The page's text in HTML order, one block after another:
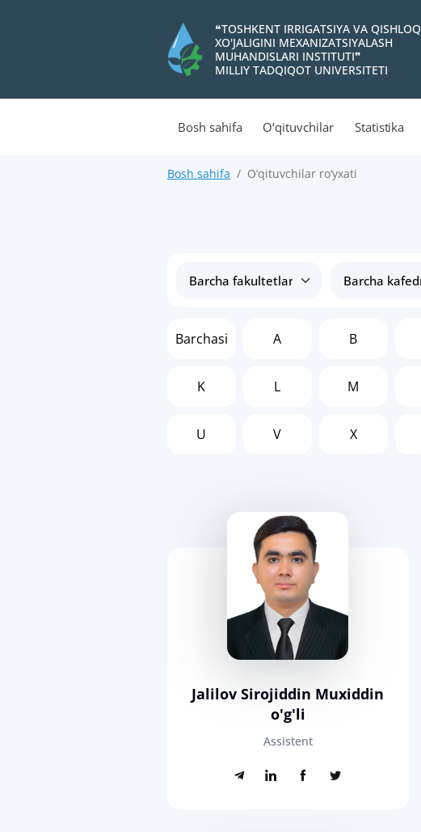
❝TOSHKENT IRRIGATSIYA VA QISHLOQ
XO'JALIGINI MEXANIZATSIYALASH
MUHANDISLARI INSTITUTI❞
MILLIY TADQIQOT UNIVERSITETI
Bosh sahifa O‘qituvchilar Statistika
Bosh sahifa O‘qituvchilar ro‘yxati
Barchasi A B
K L M
U V X
Jalilov Sirojiddin Muxiddin
o'g'li
Assistent